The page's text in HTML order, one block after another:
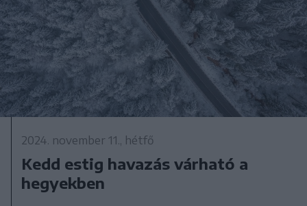
2024. november 11., hétfő
Kedd estig havazás várható a
hegyekben